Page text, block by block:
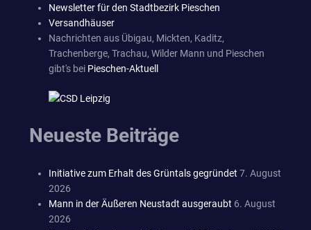
Newsletter für den Stadtbezirk Pieschen
Versandhäuser
Nachrichten aus Übigau, Mickten, Kaditz,
Trachenberge, Trachau, Wilder Mann und Pieschen
gibt's bei Pieschen-Aktuell
Neueste Beiträge
Initiative zum Erhalt des Grüntals gegründet 7. August
2026
Mann in der Äußeren Neustadt ausgeraubt 6. August
2026